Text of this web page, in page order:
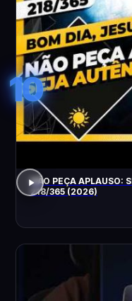
10
NÃO PEÇA APLAUSO:
218/365 (2026)